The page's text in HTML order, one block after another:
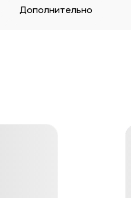
Дополнительно